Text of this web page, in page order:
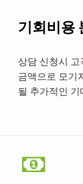
기회비용
상담 신청시
금액으로 모기
될 추가적인